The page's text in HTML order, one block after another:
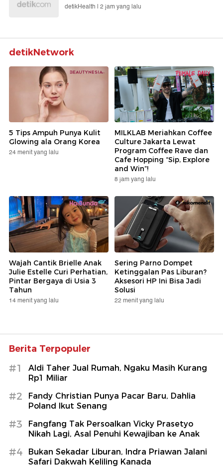
detikHealth | 2 jam yang lalu
detikNetwork
5 Tips Ampuh Punya Kulit
Glowing ala Orang Korea
24 menit yang lalu
MILKLAB Meriahkan Coffee
Culture Jakarta Lewat
Program Coffee Rave dan
Cafe Hopping “Sip, Explore
and Win”!
8 jam yang lalu
Wajah Cantik Brielle Anak
Julie Estelle Curi Perhatian,
Pintar Bergaya di Usia 3
Tahun
14 menit yang lalu
Sering Parno Dompet
Ketinggalan Pas Liburan?
Aksesori HP Ini Bisa Jadi
Solusi
22 menit yang lalu
Berita Terpopuler
#1
Aldi Taher Jual Rumah, Ngaku Masih Kurang
Rp1 Miliar
#2
Fandy Christian Punya Pacar Baru, Dahlia
Poland Ikut Senang
#3
Fangfang Tak Persoalkan Vicky Prasetyo
Nikah Lagi, Asal Penuhi Kewajiban ke Anak
#4
Bukan Sekadar Liburan, Indra Priawan Jalani
Safari Dakwah Keliling Kanada